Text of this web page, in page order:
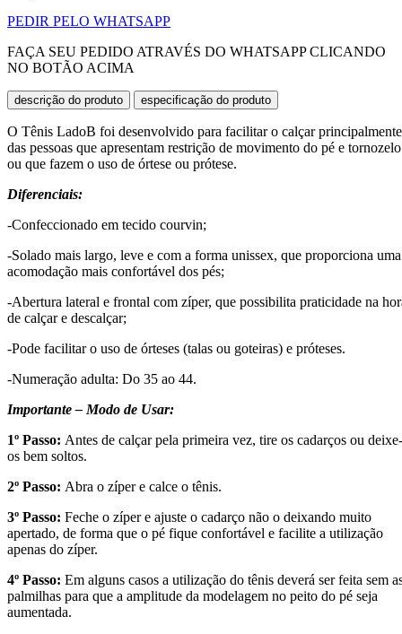
PEDIR PELO WHATSAPP
FAÇA SEU PEDIDO ATRAVÉS DO WHATSAPP CLICANDO
NO BOTÃO ACIMA
descrição do produto especificação do produto
O Tênis LadoB foi desenvolvido para facilitar o calçar principalmente
das pessoas que apresentam restrição de movimento do pé e tornozelo
ou que fazem o uso de órtese ou prótese.
Diferenciais:
-Confeccionado em tecido courvin;
-Solado mais largo, leve e com a forma unissex, que proporciona uma
acomodação mais confortável dos pés;
-Abertura lateral e frontal com zíper, que possibilita praticidade na
de calçar e descalçar;
-Pode facilitar o uso de órteses (talas ou goteiras) e próteses.
-Numeração adulta: Do 35 ao 44.
Importante – Modo de Usar:
1º Passo: Antes de calçar pela primeira vez, tire os cadarços ou deixe-
os bem soltos.
2º Passo: Abra o zíper e calce o tênis.
3º Passo: Feche o zíper e ajuste o cadarço não o deixando muito
apertado, de forma que o pé fique confortável e facilite a utilização
apenas do zíper.
4º Passo: Em alguns casos a utilização do tênis deverá ser feita sem
palmilhas para que a amplitude da modelagem no peito do pé seja
aumentada.